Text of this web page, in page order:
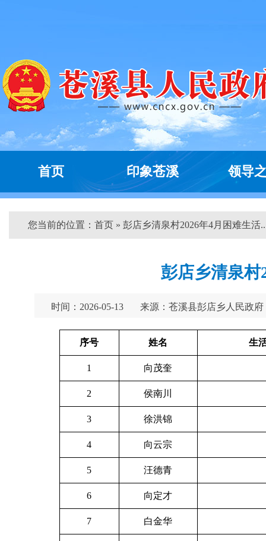
首页 印象苍溪 领导
您当前的位置： 首页 » 彭店乡清泉村2026年4月困难生活
彭店乡清泉村
时间：2026-05-13 来源：苍溪县彭店乡人民政府
序号 姓名 生
1 向茂奎
2 侯南川
3 徐洪锦
4 向云宗
5 汪德青
6 向定才
7 白金华